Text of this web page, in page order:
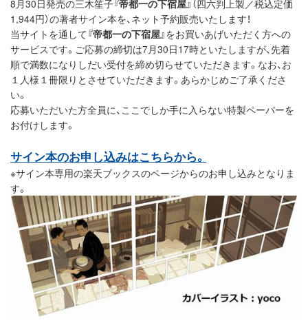
8月30日発売の三木笙子『帝都一の下宿屋』 （四六判上製／税込定価
1,944円）の著者サイン本を、ネット予約販売いたします！
当サイトを通して『帝都一の下宿屋』をお買いあげいただく方への
サービスです。ご応募の締切は7月30日17時といたしますが、先着
順で満数になりしだい受付を締め切らせていただきます。なお、お
１人様１冊限りとさせていただきます。あらかじめご了承くださ
い。
応募いただいた方全員に、ここでしか手に入らない特製ペーパーを
お付けします。
サイン本のお申し込みはこちらから。
※サイン本専用の楽天ブックスのページからのお申し込みとなりま
す。